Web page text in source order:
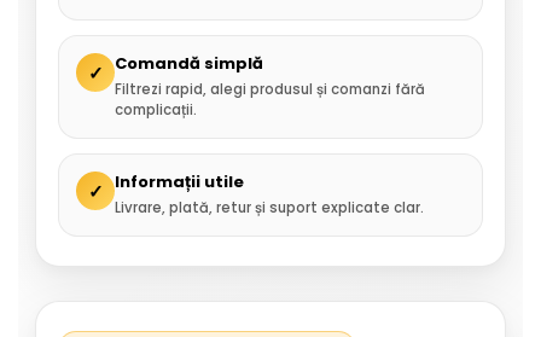
✓ Comandă simplă
Filtrezi rapid, alegi produsul și comanzi fără
complicații.
✓ Informații utile
Livrare, plată, retur și suport explicate clar.